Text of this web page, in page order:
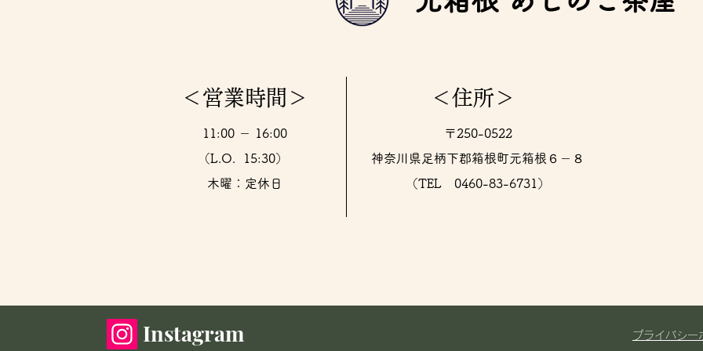
＜営業時間＞
11:00 － 16:00
（L.O. 15:30）
​木曜：定休日
＜住所＞
〒250-0522
神奈川県足柄下郡箱根町元箱根６－８
​（TEL 0460-83-6731）
Instagram プライバシー